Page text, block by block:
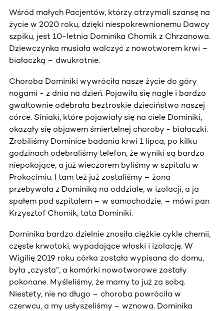
Wśród małych Pacjentów, którzy otrzymali szansę na
życie w 2020 roku, dzięki niespokrewnionemu Dawcy
szpiku, jest 10-letnia Dominika Chomik z Chrzanowa.
Dziewczynka musiała walczyć z nowotworem krwi –
białaczką – dwukrotnie.
Choroba Dominiki wywróciła nasze życie do góry
nogami - z dnia na dzień. Pojawiła się nagle i bardzo
gwałtownie odebrała beztroskie dzieciństwo naszej
córce. Siniaki, które pojawiały się na ciele Dominiki,
okazały się objawem śmiertelnej choroby - białaczki.
Zrobiliśmy Dominice badania krwi 1 lipca, po kilku
godzinach odebraliśmy telefon, że wyniki są bardzo
niepokojące, a już wieczorem byliśmy w szpitalu w
Prokocimiu. I tam też już zostaliśmy – żona
przebywała z Dominiką na oddziale, w izolacji, a ja
spałem pod szpitalem – w samochodzie. – mówi pan
Krzysztof Chomik, tata Dominiki.
Dominika bardzo dzielnie znosiła ciężkie cykle chemii,
częste krwotoki, wypadające włoski i izolację. W
Wigilię 2019 roku córka została wypisana do domu,
była „czysta”, a komórki nowotworowe zostały
pokonane. Myśleliśmy, że mamy to już za sobą.
Niestety, nie na długo – choroba powróciła w
czerwcu, a my usłyszeliśmy – wznowa. Dominika